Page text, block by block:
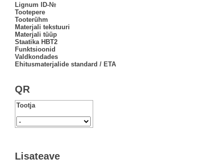
Lignum ID-№
Tootepere
Tooterühm
Materjali tekstuuri
Materjali tüüp
Staatika HBT2
Funktsioonid
Valdkondades
Ehitusmaterjalide standard / ETA
QR
Tootja
Lisateave